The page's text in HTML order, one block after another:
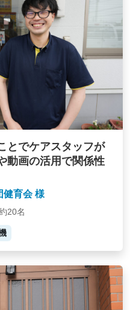
とでケアスタッフが
動画の活用で関係性
健育会 様
20名